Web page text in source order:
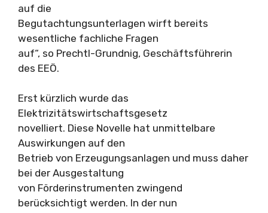
auf die
Begutachtungsunterlagen wirft bereits
wesentliche fachliche Fragen
auf“, so Prechtl-Grundnig, Geschäftsführerin
des EEÖ.
Erst kürzlich wurde das
Elektrizitätswirtschaftsgesetz
novelliert. Diese Novelle hat unmittelbare
Auswirkungen auf den
Betrieb von Erzeugungsanlagen und muss daher
bei der Ausgestaltung
von Förderinstrumenten zwingend
berücksichtigt werden. In der nun